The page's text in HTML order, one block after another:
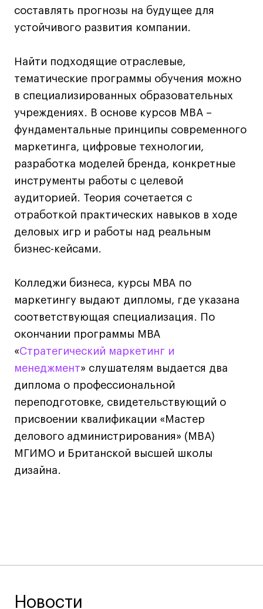
Новости
Блог
Преподаватели
Лицензии и аккредитации
Для прессы
Ресурсы
Партнеры
Связи с индустрией
Вакансии
Контакты
Поступающим
Стоимость обучения
Иностранным студентам
График учебного года
Вопросы и ответы
Карьера
Ассоциация выпускников
Центр карьеры
Живые проекты
Конкурсы
Участие в выставках
Участие в выставках
составлять прогнозы на будущее для
устойчивого развития компании.
Найти подходящие отраслевые,
тематические программы обучения можно
в специализированных образовательных
учреждениях. В основе курсов MBA –
фундаментальные принципы современного
маркетинга, цифровые технологии,
разработка моделей бренда, конкретные
инструменты работы с целевой
аудиторией. Теория сочетается с
отработкой практических навыков в ходе
деловых игр и работы над реальным
бизнес-кейсами.
Колледжи бизнеса, курсы МВА по
маркетингу выдают дипломы, где указана
соответствующая специализация. По
окончании программы МВА
«Стратегический маркетинг и
менеджмент» слушателям выдается два
диплома о профессиональной
переподготовке, свидетельствующий о
присвоении квалификации «Мастер
делового администрирования» (MBA)
МГИМО и Британской высшей школы
дизайна.
Новости